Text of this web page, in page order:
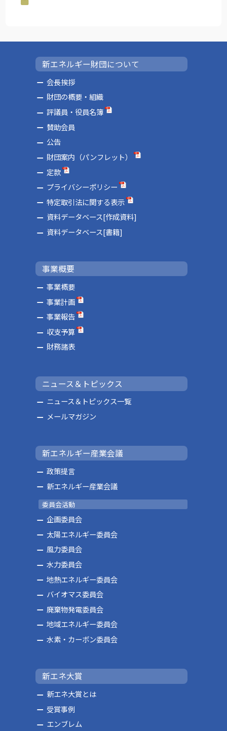
新エネルギー財団について
会長挨拶
財団の概要・組織
評議員・役員名簿
賛助会員
公告
財団案内（パンフレット）
定款
プライバシーポリシー
特定取引法に関する表示
資料データベース[作成資料]
資料データベース[書籍]
事業概要
事業概要
事業計画
事業報告
収支予算
財務諸表
ニュース＆トピックス
ニュース＆トピックス一覧
メールマガジン
新エネルギー産業会議
政策提言
新エネルギー産業会議
委員会活動
企画委員会
太陽エネルギー委員会
風力委員会
水力委員会
地熱エネルギー委員会
バイオマス委員会
廃棄物発電委員会
地域エネルギー委員会
水素・カーボン委員会
新エネ大賞
新エネ大賞とは
受賞事例
エンブレム